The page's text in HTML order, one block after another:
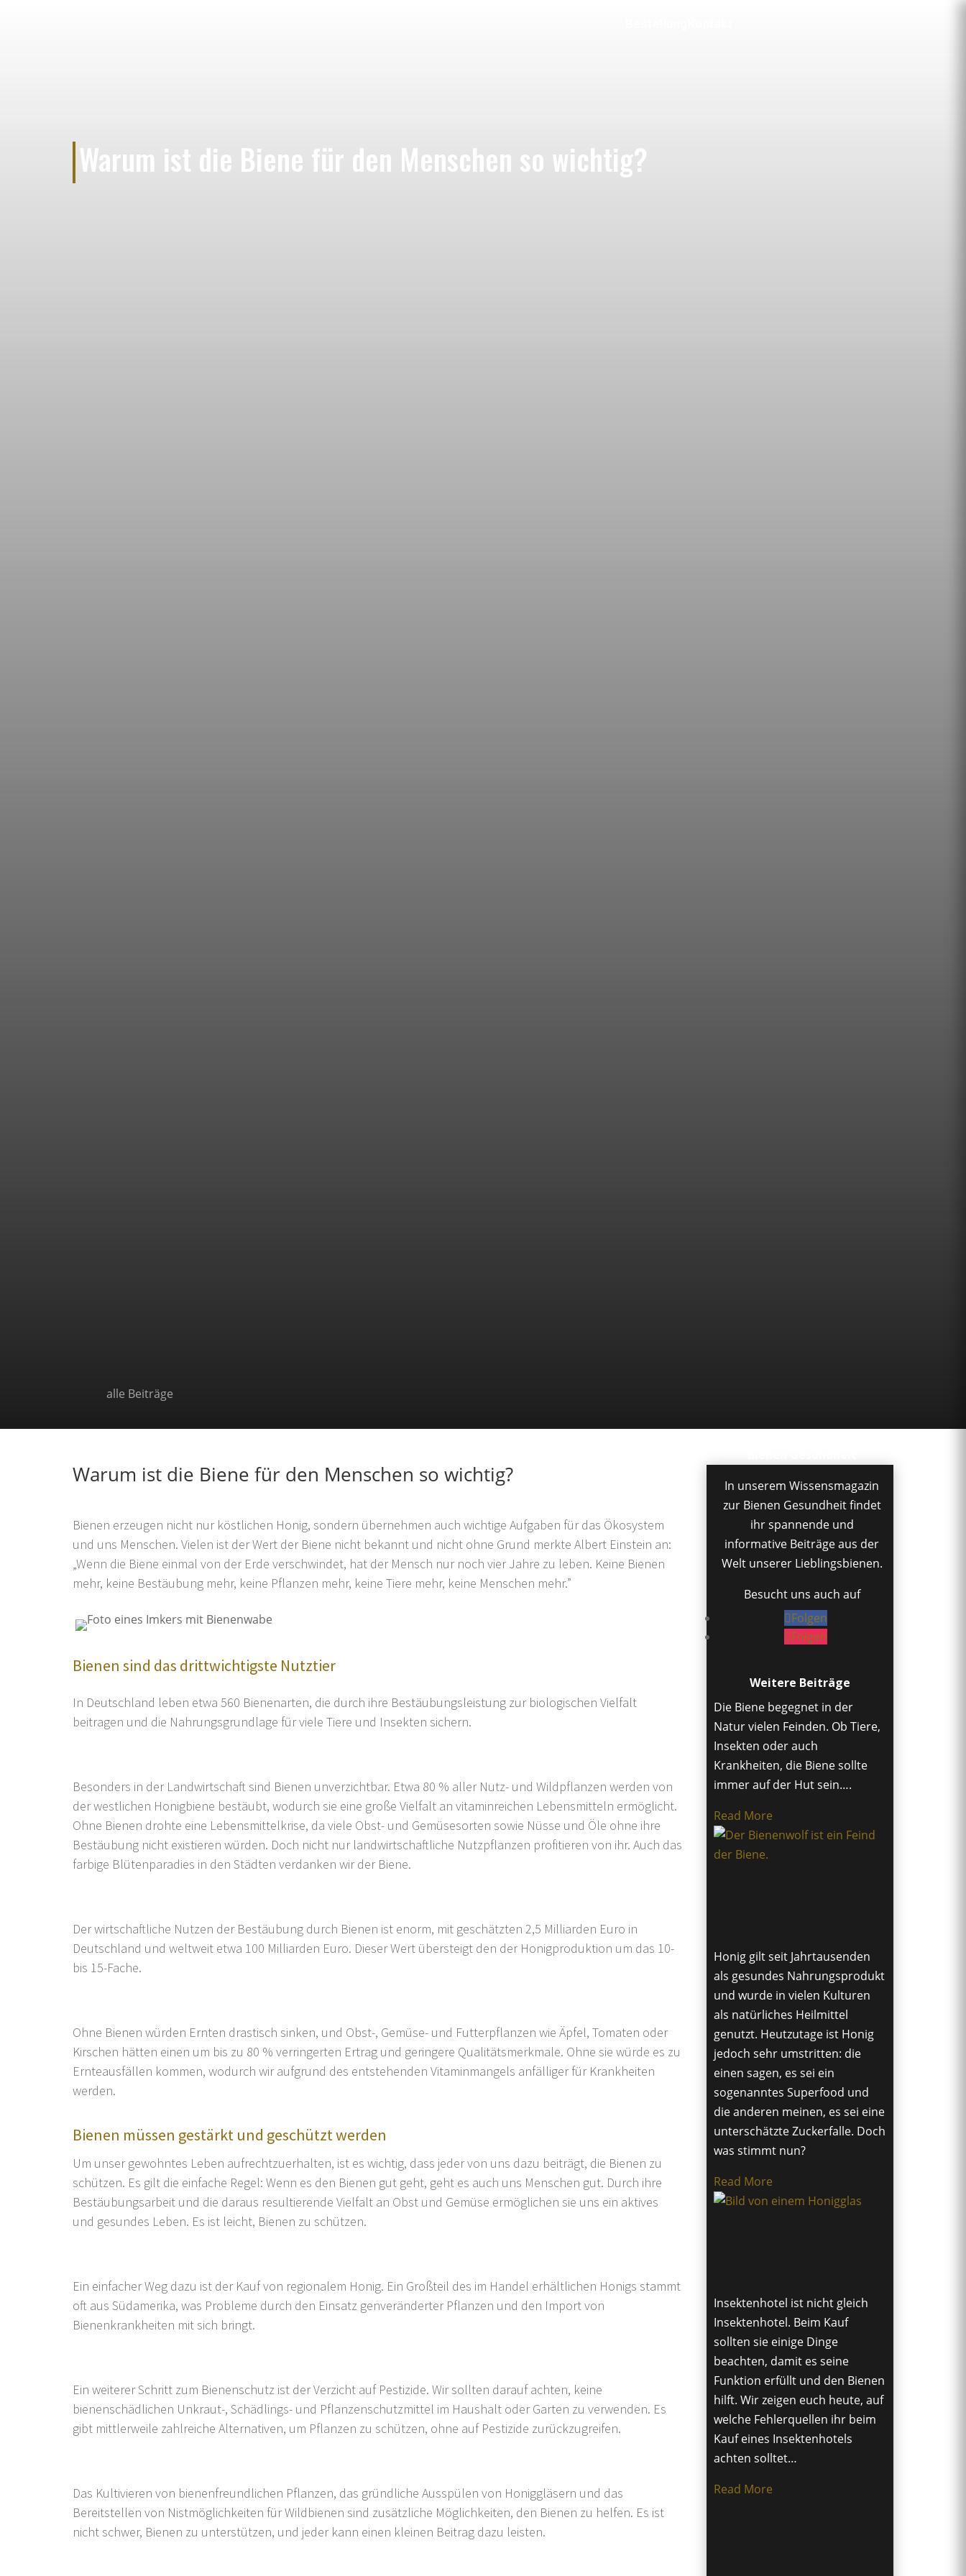
Warum ist die Biene für den Menschen so wichtig?
alle Beiträge
Warum ist die Biene für den Menschen so wichtig?
Bienen erzeugen nicht nur köstlichen Honig, sondern übernehmen auch wichtige Aufgaben für das Ökosystem
und uns Menschen. Vielen ist der Wert der Biene nicht bekannt und nicht ohne Grund merkte Albert Einstein an:
„Wenn die Biene einmal von der Erde verschwindet, hat der Mensch nur noch vier Jahre zu leben. Keine Bienen
mehr, keine Bestäubung mehr, keine Pflanzen mehr, keine Tiere mehr, keine Menschen mehr.”
Bienen sind das drittwichtigste Nutztier
In Deutschland leben etwa 560 Bienenarten, die durch ihre Bestäubungsleistung zur biologischen Vielfalt
beitragen und die Nahrungsgrundlage für viele Tiere und Insekten sichern.
Besonders in der Landwirtschaft sind Bienen unverzichtbar. Etwa 80 % aller Nutz- und Wildpflanzen werden von
der westlichen Honigbiene bestäubt, wodurch sie eine große Vielfalt an vitaminreichen Lebensmitteln ermöglicht.
Ohne Bienen drohte eine Lebensmittelkrise, da viele Obst- und Gemüsesorten sowie Nüsse und Öle ohne ihre
Bestäubung nicht existieren würden. Doch nicht nur landwirtschaftliche Nutzpflanzen profitieren von ihr. Auch das
farbige Blütenparadies in den Städten verdanken wir der Biene.
Der wirtschaftliche Nutzen der Bestäubung durch Bienen ist enorm, mit geschätzten 2,5 Milliarden Euro in
Deutschland und weltweit etwa 100 Milliarden Euro. Dieser Wert übersteigt den der Honigproduktion um das 10-
bis 15-Fache.
Ohne Bienen würden Ernten drastisch sinken, und Obst-, Gemüse- und Futterpflanzen wie Äpfel, Tomaten oder
Kirschen hätten einen um bis zu 80 % verringerten Ertrag und geringere Qualitätsmerkmale. Ohne sie würde es zu
Ernteausfällen kommen, wodurch wir aufgrund des entstehenden Vitaminmangels anfälliger für Krankheiten
werden.
Bienen müssen gestärkt und geschützt werden
Um unser gewohntes Leben aufrechtzuerhalten, ist es wichtig, dass jeder von uns dazu beiträgt, die Bienen zu
schützen. Es gilt die einfache Regel: Wenn es den Bienen gut geht, geht es auch uns Menschen gut. Durch ihre
Bestäubungsarbeit und die daraus resultierende Vielfalt an Obst und Gemüse ermöglichen sie uns ein aktives
und gesundes Leben. Es ist leicht, Bienen zu schützen.
Ein einfacher Weg dazu ist der Kauf von regionalem Honig. Ein Großteil des im Handel erhältlichen Honigs stammt
oft aus Südamerika, was Probleme durch den Einsatz genveränderter Pflanzen und den Import von
Bienenkrankheiten mit sich bringt.
Ein weiterer Schritt zum Bienenschutz ist der Verzicht auf Pestizide. Wir sollten darauf achten, keine
bienenschädlichen Unkraut-, Schädlings- und Pflanzenschutzmittel im Haushalt oder Garten zu verwenden. Es
gibt mittlerweile zahlreiche Alternativen, um Pflanzen zu schützen, ohne auf Pestizide zurückzugreifen.
Das Kultivieren von bienenfreundlichen Pflanzen, das gründliche Ausspülen von Honiggläsern und das
Bereitstellen von Nistmöglichkeiten für Wildbienen sind zusätzliche Möglichkeiten, den Bienen zu helfen. Es ist
nicht schwer, Bienen zu unterstützen, und jeder kann einen kleinen Beitrag dazu leisten.
In unserem Wissensmagazin
zur Bienen Gesundheit findet
ihr spannende und
informative Beiträge aus der
Welt unserer Lieblingsbienen.
Besucht uns auch auf
Folgen
Folgen
Weitere Beiträge
Die Biene begegnet in der
Natur vielen Feinden. Ob Tiere,
Insekten oder auch
Krankheiten, die Biene sollte
immer auf der Hut sein….
Read More
Honig gilt seit Jahrtausenden
als gesundes Nahrungsprodukt
und wurde in vielen Kulturen
als natürliches Heilmittel
genutzt. Heutzutage ist Honig
jedoch sehr umstritten: die
einen sagen, es sei ein
sogenanntes Superfood und
die anderen meinen, es sei eine
unterschätzte Zuckerfalle. Doch
was stimmt nun?
Read More
Insektenhotel ist nicht gleich
Insektenhotel. Beim Kauf
sollten sie einige Dinge
beachten, damit es seine
Funktion erfüllt und den Bienen
hilft. Wir zeigen euch heute, auf
welche Fehlerquellen ihr beim
Kauf eines Insektenhotels
achten solltet…
Read More